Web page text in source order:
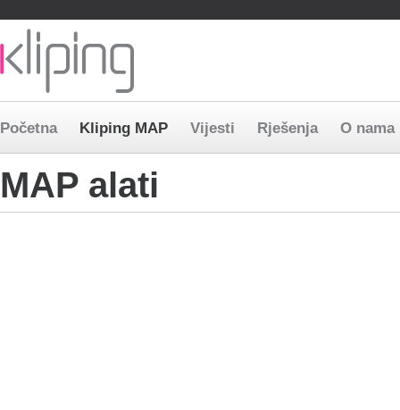
Preskoči
Početna Kliping MAP Vijesti Rješenja O nama
MAP alati